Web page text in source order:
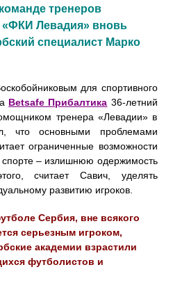
тренеров
«ФКИ Левадия» вновь
специалист Марко
для спортивного
Betsafe Прибалтика 36-летний
тренера «Левадии» в
что основными проблемами
ограниченные возможности
– излишнюю одержимость
считает Савич, уделять
развитию игроков.
Сербия, вне всякого
серьезным игроком,
академии взрастили
футболистов и